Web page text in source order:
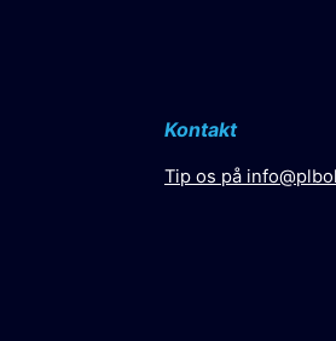
Kontakt
Tip os på